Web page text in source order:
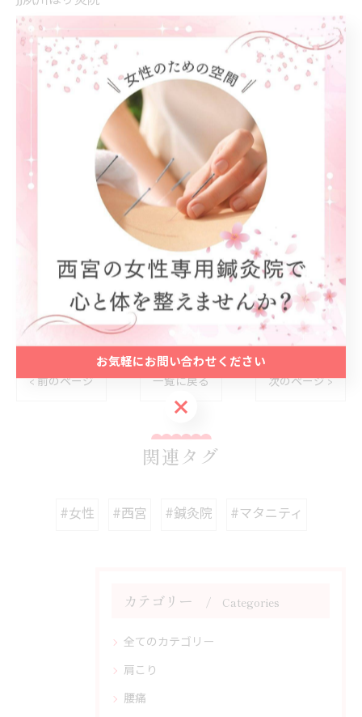
兵庫県西宮市若松町6-10
電話番号 : 050-8881-7842
西宮にて丁寧な肩こりケアを実施
西宮でやさしい腰痛ケアを提供
西宮で女性に寄り添うケアを提供
--------------------------------------------------------------------
肩こり 腰痛 女性
< 前のページ 一覧に戻る 次のページ >
関連タグ
#女性 #西宮 #鍼灸院 #マタニティ
カテゴリー Categories
全てのカテゴリー
肩こり
腰痛
お気軽にお問い合わせください
お気軽にお問い合わせください